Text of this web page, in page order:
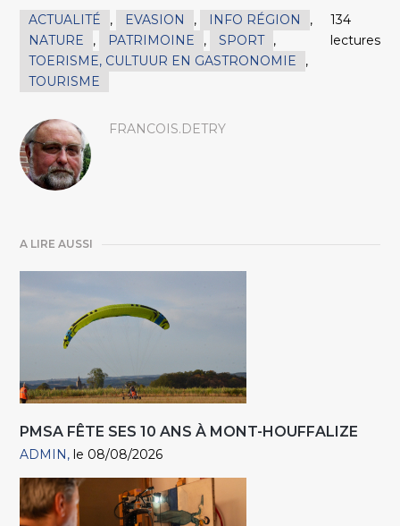
ACTUALITÉ , EVASION , INFO RÉGION
,
NATURE
, PATRIMOINE , SPORT ,
TOERISME, CULTUUR EN GASTRONOMIE
,
TOURISME
134
lectures
FRANCOIS.DETRY
A LIRE AUSSI
PMSA FÊTE SES 10 ANS À MONT-HOUFFALIZE
ADMIN le 08/08/2026